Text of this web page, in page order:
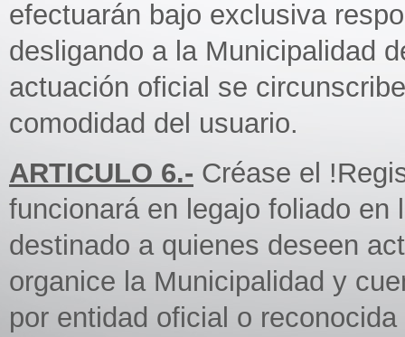
efectuarán bajo exclusiva
desligando a la Municipalidad
actuación oficial se
comodidad del usuario.
ARTICULO 6.- Créase el
funcionará en legajo foliado
destinado a quienes deseen
organice la Municipalidad y
por entidad oficial o